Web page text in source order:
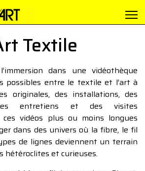
Textile
dans une vidéothèque
possibles entre le textile et l’art à
originales, des installations, des
des entretiens et des visites
ces vidéos plus ou moins longues
dans des univers où la fibre, le fil
de lignes deviennent un terrain
hétéroclites et curieuses.